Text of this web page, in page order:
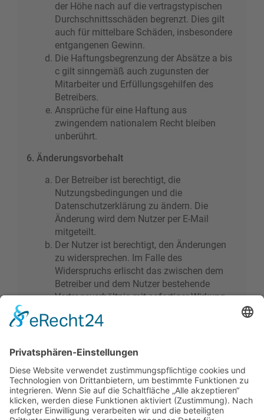
der Höhe nach auf die vertragstypischen
Durchschnittsschäden begrenzt. Dies gilt
auch für mittelbare Schäden, insbesondere
entgangenen Gewinn.
Die Haftungsbegrenzung der Absätze a bis
c gilt sinngemäß auch zugunsten der
Mitarbeiter und Erfüllungsgehilfen des
Betreibers.
Ansprüche für eine Haftung aus
zwingendem nationalem Recht bleiben
unberührt.
6. Änderungsvorbehalt
Der Betreiber ist berechtigt, die
Nutzungsbedingungen und die
Datenschutzerklärung zu ändern. Die
Änderung wird dem Nutzer per E-Mail
mitgeteilt.
Der Nutzer ist berechtigt, den Änderungen
zu widersprechen. Im Falle des
Widerspruchs erlischt das zwischen dem
Betreiber und dem Nutzer bestehende
Vertragsverhältnis mit sofortiger Wirkung.
verbindlich, wenn der Nutzer den
Informationen über den Umgang mit deinen
persönlichen Daten sind in der
Datenschutzerklärung enthalten.